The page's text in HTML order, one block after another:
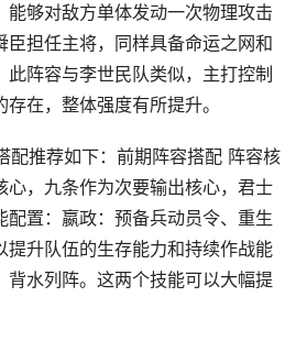
能够对敌方单体发动一次物理攻击
臣担任主将，同样具备命运之网和
阵容与李世民队类似，主打控制
在，整体强度有所提升。
配推荐如下：前期阵容搭配 阵容核
心，九条作为次要输出核心，君士
配置：嬴政：预备兵动员令、重生
提升队伍的生存能力和持续作战能
背水列阵。这两个技能可以大幅提